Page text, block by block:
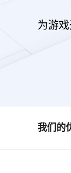
为游
我们的